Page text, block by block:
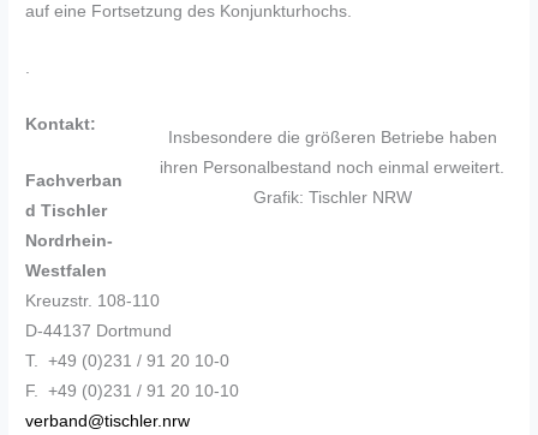
auf eine Fortsetzung des Konjunkturhochs.
Insbesondere die größeren Betriebe haben
ihren Personalbestand noch einmal erweitert.
Grafik: Tischler NRW
Kontakt:
Fachverban
d Tischler
Nordrhein-
Westfalen
Kreuzstr. 108-110
D-44137 Dortmund
T. +49 (0)231 / 91 20 10-0
F. +49 (0)231 / 91 20 10-10
verband@tischler.nrw